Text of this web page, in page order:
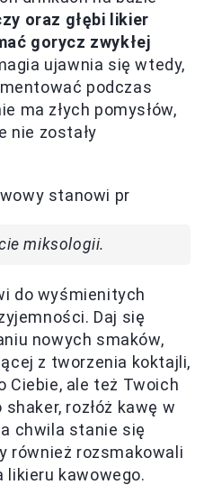
oraz głębi likier
gorycz zwykłej
ujawnia się wtedy,
podczas
ma złych pomysłów,
nie zostały
stanowi pr
miksologii.
do wyśmienitych
Daj się
nowych smaków,
z tworzenia koktajli,
Ciebie, ale też Twoich
rozłóż kawę w
chwila stanie się
również rozsmakowali
likieru kawowego.